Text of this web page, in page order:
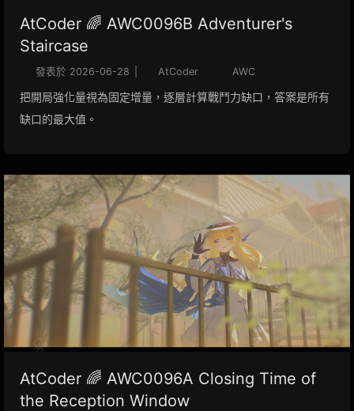
AtCoder 🌈 AWC0096B Adventurer's
Staircase
發表於 2026-06-28 AtCoder AWC
把開局強化量視為固定增量，逐層計算戰鬥力缺口，答案是所有
缺口的最大值。
AtCoder 🌈 AWC0096A Closing Time of
the Reception Window